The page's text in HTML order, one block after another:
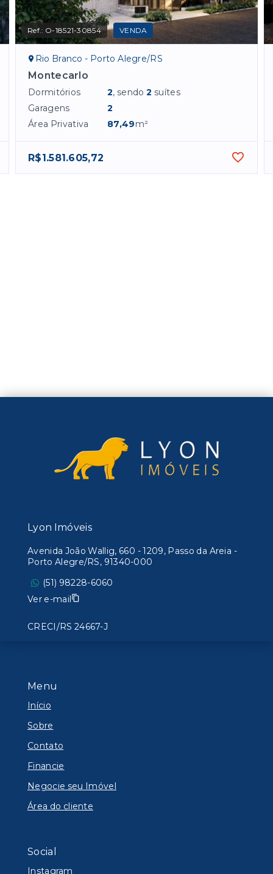
Ref.: O-18521-30854 VENDA
Rio Branco - Porto Alegre/RS
Montecarlo
Dormitórios 2, sendo2 suítes
Garagens
2
Área Privativa
87,49m²
R$1.581.605,72
Menu
Início
Sobre
Contato
Financie
Negocie seu Imóvel
Área do cliente
Social
Instagram
Lyon Imóveis
Avenida João Wallig, 660 - 1209, Passo da Areia -
Porto Alegre/RS, 91340-000
(51) 98228-6060
Ver e-mail
CRECI/RS 24667-J